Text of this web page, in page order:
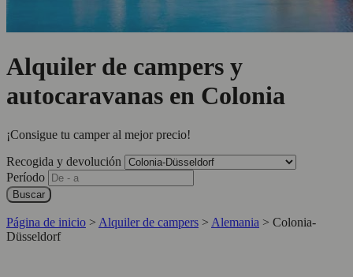
Alquiler de campers y
autocaravanas en Colonia
¡Consigue tu camper al mejor precio!
Recogida y devolución
Período
Buscar
Página de inicio > Alquiler de campers > Alemania > Colonia-
Düsseldorf